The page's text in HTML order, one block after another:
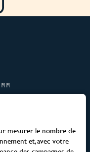
mesurer le nombre de
et, avec votre